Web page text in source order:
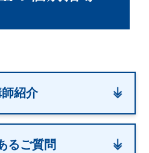
紹介
るご質問